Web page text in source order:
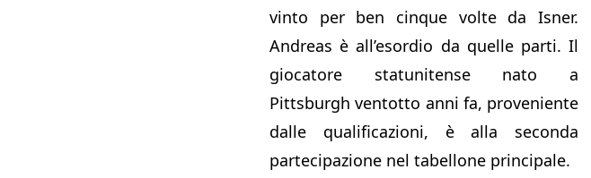
vinto per ben cinque volte da Isner.
Andreas è all’esordio da quelle parti. Il
giocatore statunitense nato a
Pittsburgh ventotto anni fa, proveniente
dalle qualificazioni, è alla seconda
partecipazione nel tabellone principale.